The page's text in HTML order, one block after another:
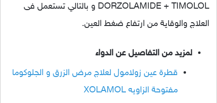
DORZOLAMIDE + TIMOLOL و بالتالي تستعمل فى
العلاج والوقاية من ارتفاع ضغط العين.
لمزيد من التفاصيل عن الدواء
قطرة عين زولامول لعلاج مرض الزرق و الجلوكوما
مفتوحة الزاويه XOLAMOL